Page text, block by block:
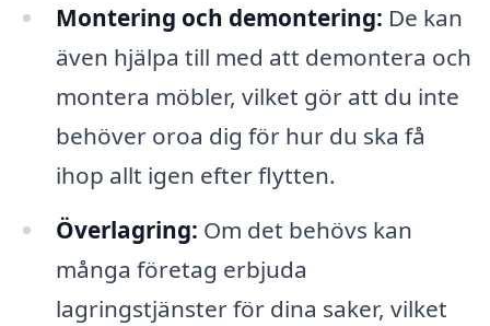
Montering och demontering: De kan
även hjälpa till med att demontera och
montera möbler, vilket gör att du inte
behöver oroa dig för hur du ska få
ihop allt igen efter flytten.
Överlagring: Om det behövs kan
många företag erbjuda
lagringstjänster för dina saker, vilket